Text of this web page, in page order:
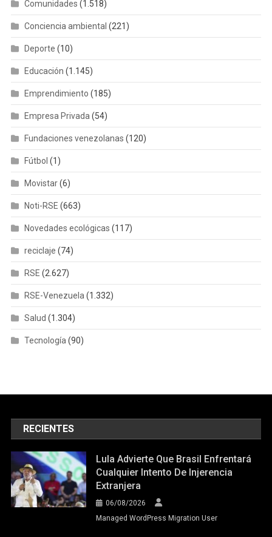
Comunidades (1.518)
Conciencia ambiental (221)
Deporte (10)
Educación (1.145)
Emprendimiento (185)
Empresa Privada (54)
Fundaciones venezolanas (120)
Fútbol (1)
Movistar(6)
Noti-RSE (663)
Novedades ecológicas (117)
reciclaje (74)
RSE (2.627)
RSE-Venezuela (1.332)
Salud (1.304)
Tecnología (90)
RECIENTES
Lula Advierte Que Brasil Enfrentará
Cualquier Intento De Injerencia
Extranjera
06/08/2026
Managed WordPress Migration User